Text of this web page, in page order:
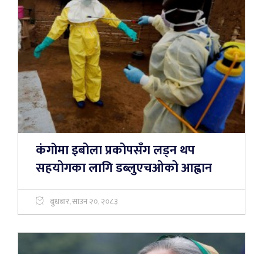
कंगाेमा इबोला प्रकोपसँग लड्न थप
सहयोगका लागि डब्लुएचओको आह्वान
बुधबार, साउन २०, २०८३